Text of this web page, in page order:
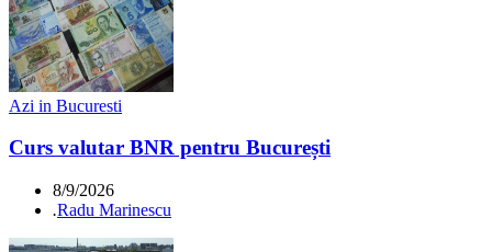
Azi in Bucuresti
Curs valutar BNR pentru București
8/9/2026
.Radu Marinescu